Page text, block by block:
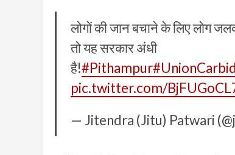
लोगों की जान बचाने के लिए लोग
तो यह सरकार अंधी
है!#Pithampur
pic.twitter.com/
— Jitendra (Jitu) Patwari